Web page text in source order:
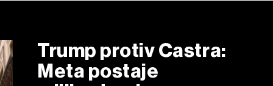
Trump protiv Castra:
Meta postaje